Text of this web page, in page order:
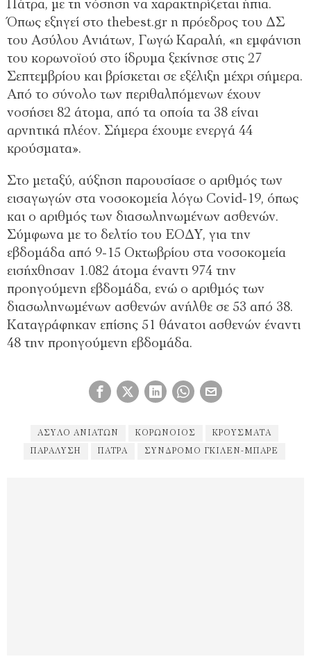
Πάτρα, με τη νόσηση να χαρακτηρίζεται ήπια.
Όπως εξηγεί στο thebest.gr η πρόεδρος του ΔΣ
του Ασύλου Ανιάτων, Γωγώ Καραλή, «η εμφάνιση
του κορωνοϊού στο ίδρυμα ξεκίνησε στις 27
Σεπτεμβρίου και βρίσκεται σε εξέλιξη μέχρι σήμερα.
Από το σύνολο των περιθαλπόμενων έχουν
νοσήσει 82 άτομα, από τα οποία τα 38 είναι
αρνητικά πλέον. Σήμερα έχουμε ενεργά 44
κρούσματα».
Στο μεταξύ, αύξηση παρουσίασε ο αριθμός των
εισαγωγών στα νοσοκομεία λόγω Covid-19, όπως
και ο αριθμός των διασωληνωμένων ασθενών.
Σύμφωνα με το δελτίο του ΕΟΔΥ, για την
εβδομάδα από 9-15 Οκτωβρίου στα νοσοκομεία
εισήχθησαν 1.082 άτομα έναντι 974 την
προηγούμενη εβδομάδα, ενώ ο αριθμός των
διασωληνωμένων ασθενών ανήλθε σε 53 από 38.
Καταγράφηκαν επίσης 51 θάνατοι ασθενών έναντι
48 την προηγούμενη εβδομάδα.
ΆΣΥΛΟ ΑΝΙΆΤΩΝ ΚΟΡΩΝΟΙΌΣ ΚΡΟΎΣΜΑΤΑ
ΠΑΡΆΛΥΣΗ ΠΑΤΡΑ ΣΥΝΔΡΌΜΟ ΓΚΙΛΈΝ-ΜΠΑΡΈ